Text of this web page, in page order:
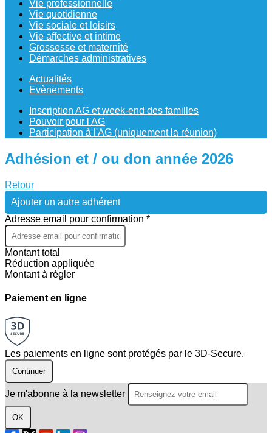
Vie professionnelle
Vie quotidienne
Vie sociale et loisirs
Vie affective et intime
Grossesse et maternité
Démarches administratives
Actualités
Evènements
Inscription AG et week-end des familles
Pouvoir pour l'AG
Participation à l'AG (uniquement la réunion)
Adhésion et / ou don année 2026
Retour
Ajouter un autre adhérent
Adresse email pour confirmation *
Montant total
Réduction appliquée
Montant à régler
Paiement en ligne
Les paiements en ligne sont protégés par le 3D-Secure.
Continuer
Je m'abonne à la newsletter
OK